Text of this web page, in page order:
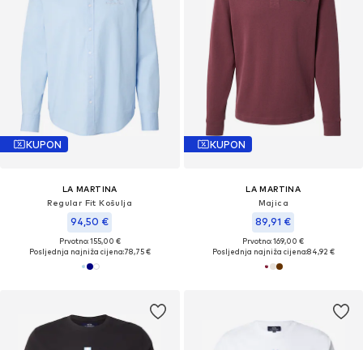
KUPON
LA MARTINA
Regular Fit Košulja
94,50 €
Prvotno: 155,00 €
Posljednja najniža cijena:78,75 €
KUPON
LA MARTINA
Majica
89,91 €
Prvotno: 169,00 €
Posljednja najniža cijena:84,92 €